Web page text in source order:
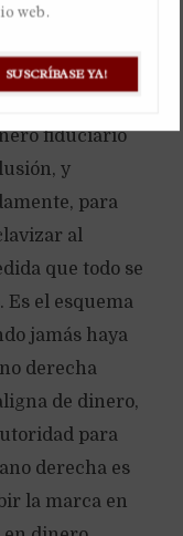
en inglés
SUSCRÍBASE YA!
web.